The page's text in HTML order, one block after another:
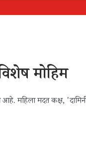
मोहिम
महिला मदत कक्ष,